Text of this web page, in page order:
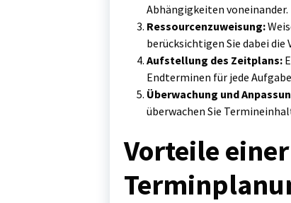
Abhängigkeiten voneinander.
Ressourcenzuweisung:
berücksichtigen Sie dabei
Aufstellung des Zeitplans:
Endterminen für jede
Überwachung und
überwachen Sie
Vorteile